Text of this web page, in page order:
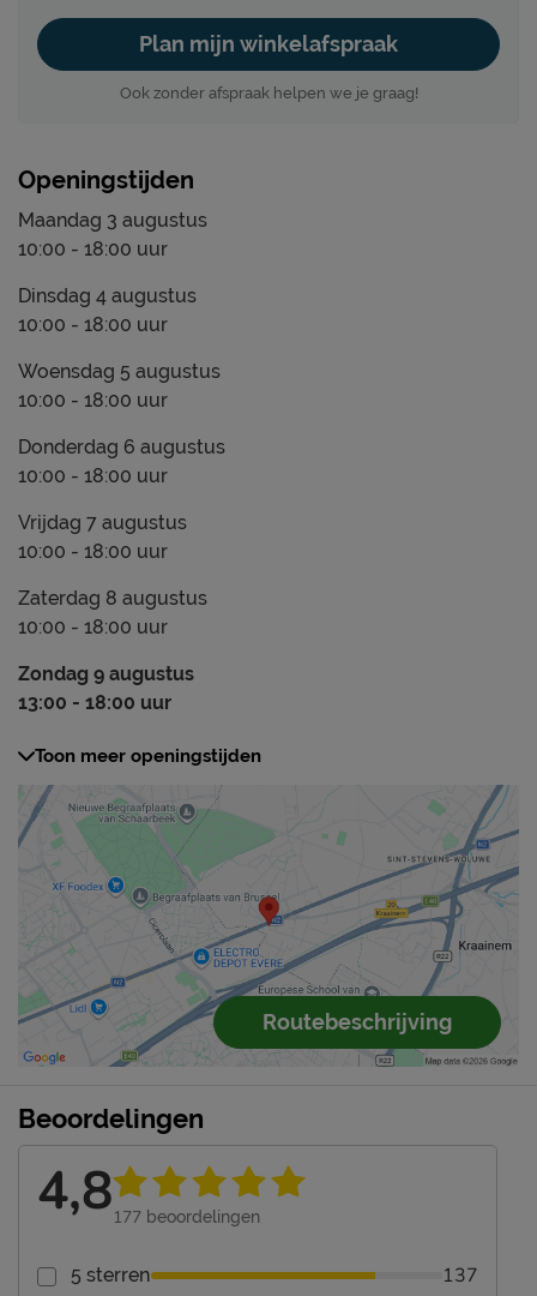
Plan mijn winkelafspraak
Ook zonder afspraak helpen we je graag!
Openingstijden
Maandag 3 augustus
10:00 - 18:00 uur
Dinsdag 4 augustus
10:00 - 18:00 uur
Woensdag 5 augustus
10:00 - 18:00 uur
Donderdag 6 augustus
10:00 - 18:00 uur
Vrijdag 7 augustus
10:00 - 18:00 uur
Zaterdag 8 augustus
10:00 - 18:00 uur
Zondag 9 augustus
13:00 - 18:00 uur
Toon meer openingstijden
Routebeschrijving
Beoordelingen
4,8177 beoordelingen
5 sterren 137